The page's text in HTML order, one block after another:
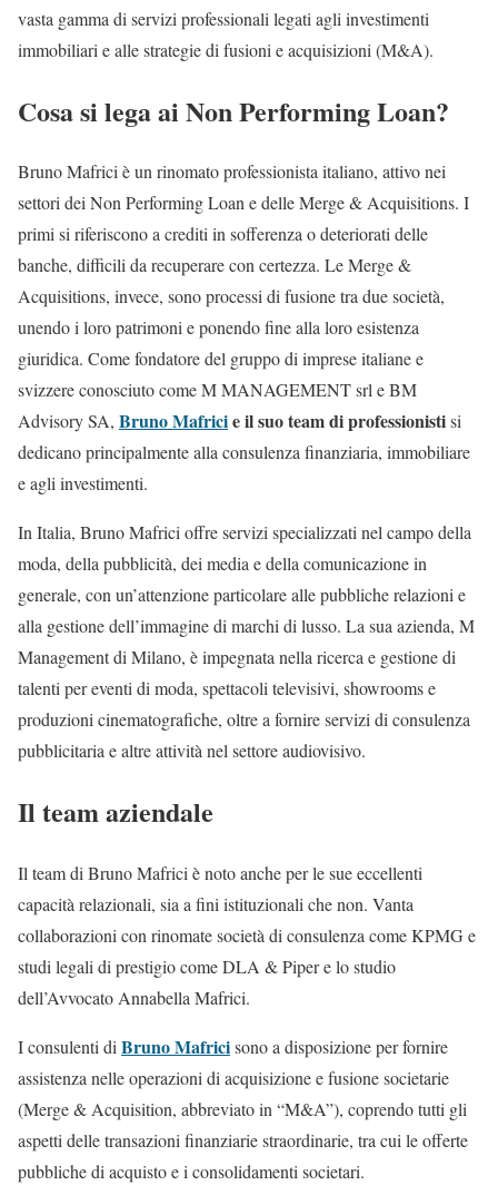
vasta gamma di servizi professionali legati agli investimenti
immobiliari e alle strategie di fusioni e acquisizioni (M&A).
Cosa si lega ai Non Performing Loan?
Bruno Mafrici è un rinomato professionista italiano, attivo nei
settori dei Non Performing Loan e delle Merge & Acquisitions. I
primi si riferiscono a crediti in sofferenza o deteriorati delle
banche, difficili da recuperare con certezza. Le Merge &
Acquisitions, invece, sono processi di fusione tra due società,
unendo i loro patrimoni e ponendo fine alla loro esistenza
giuridica. Come fondatore del gruppo di imprese italiane e
svizzere conosciuto come M MANAGEMENT srl e BM
Advisory SA, Bruno Mafricie il suo team di professionistisi
dedicano principalmente alla consulenza finanziaria, immobiliare
e agli investimenti.
In Italia, Bruno Mafrici offre servizi specializzati nel campo della
moda, della pubblicità, dei media e della comunicazione in
generale, con un’attenzione particolare alle pubbliche relazioni e
alla gestione dell’immagine di marchi di lusso. La sua azienda, M
Management di Milano, è impegnata nella ricerca e gestione di
talenti per eventi di moda, spettacoli televisivi, showrooms e
produzioni cinematografiche, oltre a fornire servizi di consulenza
pubblicitaria e altre attività nel settore audiovisivo.
Il team aziendale
Il team di Bruno Mafrici è noto anche per le sue eccellenti
capacità relazionali, sia a fini istituzionali che non. Vanta
collaborazioni con rinomate società di consulenza come KPMG e
studi legali di prestigio come DLA & Piper e lo studio
dell’Avvocato Annabella Mafrici.
I consulenti diBruno Mafricisono a disposizione per fornire
assistenza nelle operazioni di acquisizione e fusione societarie
(Merge & Acquisition, abbreviato in “M&A”), coprendo tutti gli
aspetti delle transazioni finanziarie straordinarie, tra cui le offerte
pubbliche di acquisto e i consolidamenti societari.